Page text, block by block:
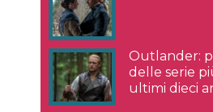
Outlander:
delle serie
ultimi dieci